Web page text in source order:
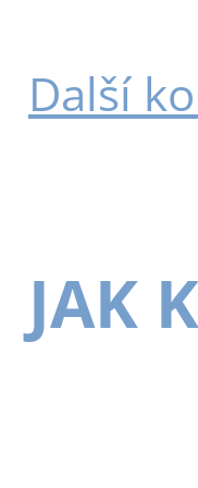
Další
JAK